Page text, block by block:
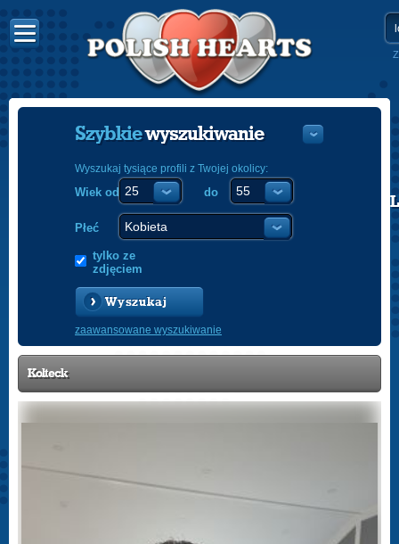
POLISH
Szybkiewyszukiwanie
Wyszukaj tysiące profili z Twojej okolicy:
Wiek od do
Płeć
tylko ze
zdjęciem
Wyszukaj
zaawansowane wyszukiwanie
Kolteck